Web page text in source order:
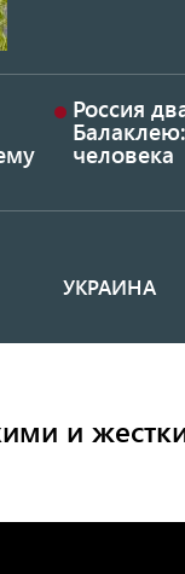
Россия
человека
УКРАИНА
и